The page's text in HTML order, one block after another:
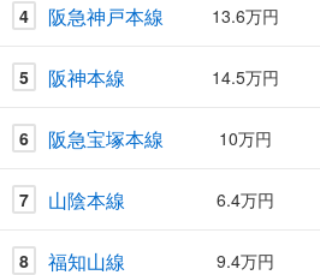
4 阪急神戸本線 13.6万円
5 阪神本線 14.5万円
6 阪急宝塚本線 10万円
7 山陰本線 6.4万円
8 福知山線 9.4万円